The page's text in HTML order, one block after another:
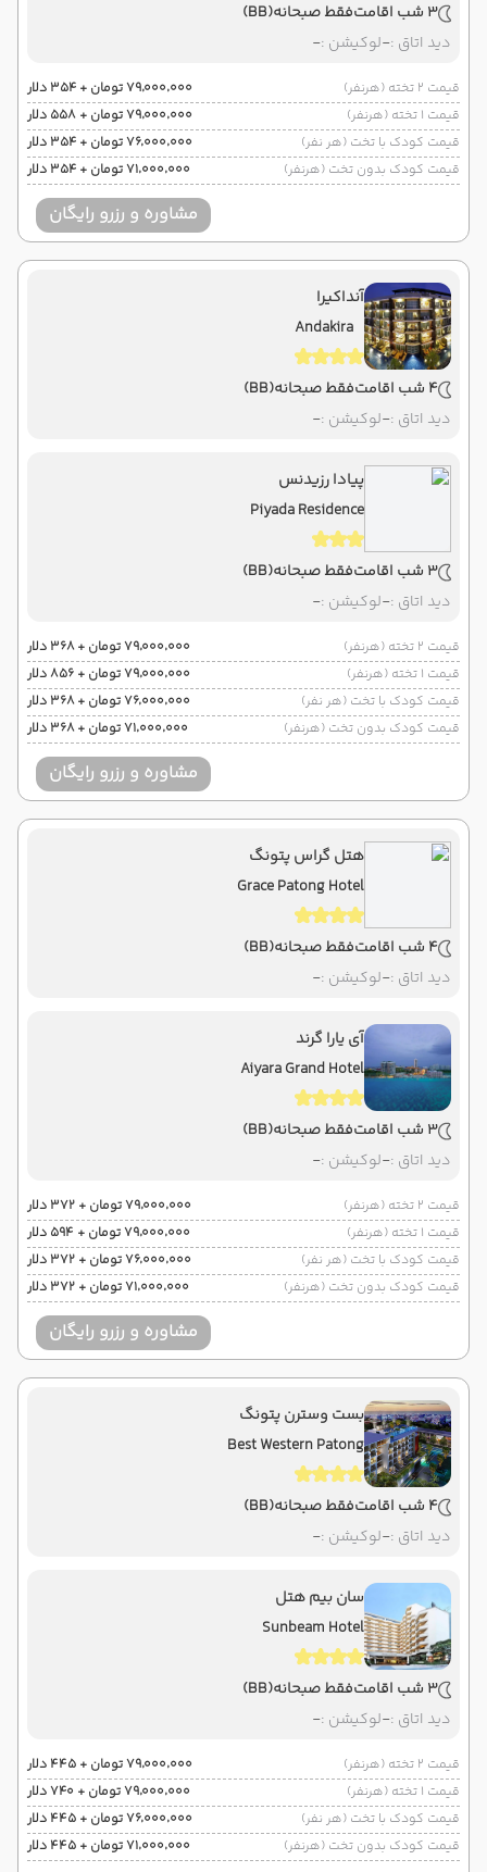
3 شب اقامت فقط صبحانه(BB)
دید اتاق :-لوکیشن :-
قیمت 2 تخته (هرنفر)
۷۹٬۰۰۰٬۰۰۰ تومان + ۳۵۴ دلار
قیمت 1 تخته (هرنفر)
۷۹٬۰۰۰٬۰۰۰ تومان + ۵۵۸ دلار
قیمت کودک با تخت (هر نفر)
۷۶٬۰۰۰٬۰۰۰ تومان + ۳۵۴ دلار
قیمت کودک بدون تخت (هرنفر)
۷۱٬۰۰۰٬۰۰۰ تومان + ۳۵۴ دلار
مشاوره و رزرو رایگان
آنداکیرا
Andakira
4 شب اقامت فقط صبحانه(BB)
دید اتاق :-لوکیشن :-
پیادا رزیدنس
Piyada Residence
3 شب اقامت فقط صبحانه(BB)
دید اتاق :-لوکیشن :-
قیمت 2 تخته (هرنفر)
۷۹٬۰۰۰٬۰۰۰ تومان + ۳۶۸ دلار
قیمت 1 تخته (هرنفر)
۷۹٬۰۰۰٬۰۰۰ تومان + ۸۵۶ دلار
قیمت کودک با تخت (هر نفر)
۷۶٬۰۰۰٬۰۰۰ تومان + ۳۶۸ دلار
قیمت کودک بدون تخت (هرنفر)
۷۱٬۰۰۰٬۰۰۰ تومان + ۳۶۸ دلار
مشاوره و رزرو رایگان
هتل گراس پتونگ
Grace Patong Hotel
4 شب اقامت فقط صبحانه(BB)
دید اتاق :-لوکیشن :-
آی یارا گرند
Aiyara Grand Hotel
3 شب اقامت فقط صبحانه(BB)
دید اتاق :-لوکیشن :-
قیمت 2 تخته (هرنفر)
۷۹٬۰۰۰٬۰۰۰ تومان + ۳۷۲ دلار
قیمت 1 تخته (هرنفر)
۷۹٬۰۰۰٬۰۰۰ تومان + ۵۹۴ دلار
قیمت کودک با تخت (هر نفر)
۷۶٬۰۰۰٬۰۰۰ تومان + ۳۷۲ دلار
قیمت کودک بدون تخت (هرنفر)
۷۱٬۰۰۰٬۰۰۰ تومان + ۳۷۲ دلار
مشاوره و رزرو رایگان
بست وسترن پتونگ
Best Western Patong
4 شب اقامت فقط صبحانه(BB)
دید اتاق :-لوکیشن :-
سان بیم هتل
Sunbeam Hotel
3 شب اقامت فقط صبحانه(BB)
دید اتاق :-لوکیشن :-
قیمت 2 تخته (هرنفر)
۷۹٬۰۰۰٬۰۰۰ تومان + ۴۴۵ دلار
قیمت 1 تخته (هرنفر)
۷۹٬۰۰۰٬۰۰۰ تومان + ۷۴۰ دلار
قیمت کودک با تخت (هر نفر)
۷۶٬۰۰۰٬۰۰۰ تومان + ۴۴۵ دلار
قیمت کودک بدون تخت (هرنفر)
۷۱٬۰۰۰٬۰۰۰ تومان + ۴۴۵ دلار